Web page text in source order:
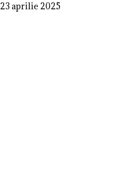
23 aprilie 2025